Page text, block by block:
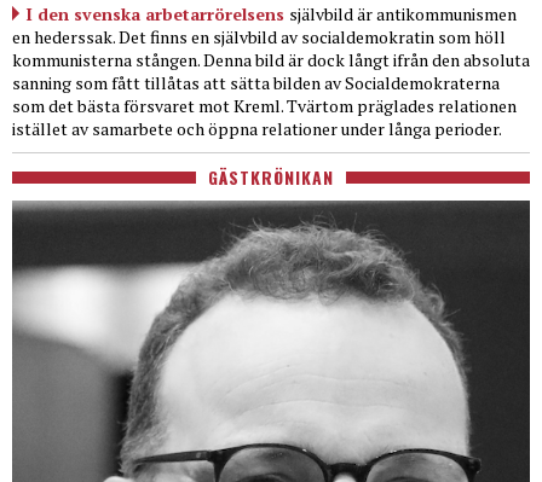
I den svenska arbetarrörelsens självbild är antikommunismen
en hederssak. Det finns en självbild av socialdemokratin som höll
kommunisterna stången. Denna bild är dock långt ifrån den absoluta
sanning som fått tillåtas att sätta bilden av Socialdemokraterna
som det bästa försvaret mot Kreml. Tvärtom präglades relationen
istället av samarbete och öppna relationer under långa perioder.
GÄSTKRÖNIKAN